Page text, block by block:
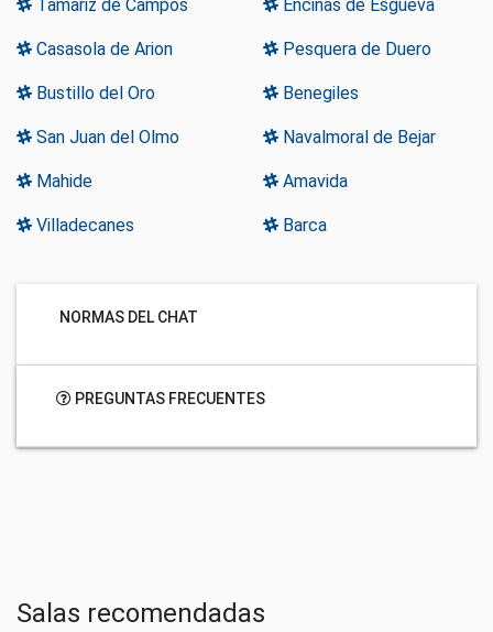
Tamariz de Campos Encinas de Esgueva
Casasola de Arion Pesquera de Duero
Bustillo del Oro Benegiles
San Juan del Olmo Navalmoral de Bejar
Mahide Amavida
Villadecanes Barca
NORMAS DEL CHAT
PREGUNTAS FRECUENTES
Salas recomendadas